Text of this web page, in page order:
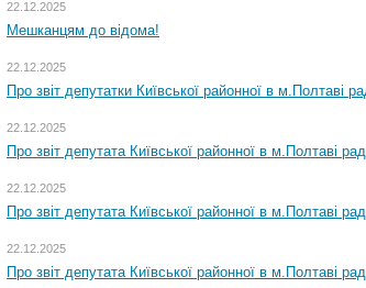
22.12.2025
Мешканцям до відома!
22.12.2025
Про звіт депутатки Київської районної в м.Полтаві
22.12.2025
Про звіт депутата Київської районної в м.Полтаві
22.12.2025
Про звіт депутата Київської районної в м.Полтаві
22.12.2025
Про звіт депутата Київської районної в м.Полтаві